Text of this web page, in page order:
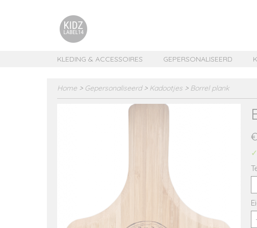
KLEDING & ACCESSOIRES GEPERSONALISEERD
Home > Gepersonaliseerd> Kadootjes > Borrel plank
✓